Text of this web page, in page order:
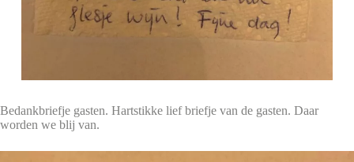
Bedankbriefje gasten. Hartstikke lief briefje van de gasten. Daar
worden we blij van.